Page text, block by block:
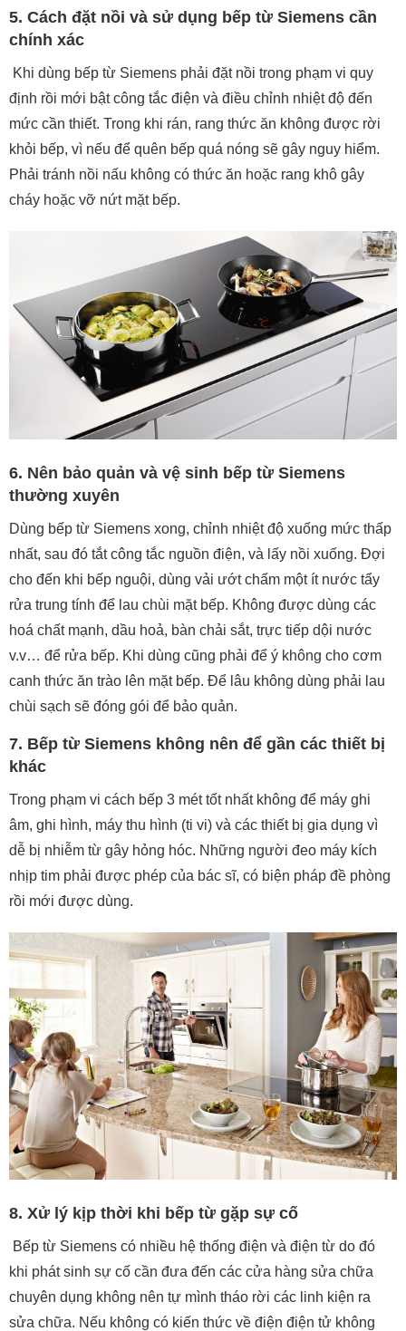
5. Cách đặt nồi và sử dụng bếp từ Siemens cần
chính xác
Khi dùng bếp từ Siemens phải đặt nồi trong phạm vi quy
định rồi mới bật công tắc điện và điều chỉnh nhiệt độ đến
mức cần thiết. Trong khi rán, rang thức ăn không được rời
khỏi bếp, vì nếu để quên bếp quá nóng sẽ gây nguy hiểm.
Phải tránh nồi nấu không có thức ăn hoặc rang khô gây
cháy hoặc vỡ nứt mặt bếp.
6. Nên bảo quản và vệ sinh bếp từ Siemens
thường xuyên
Dùng bếp từ Siemens xong, chỉnh nhiệt độ xuống mức thấp
nhất, sau đó tắt công tắc nguồn điện, và lấy nồi xuống. Đợi
cho đến khi bếp nguội, dùng vải ướt chấm một ít nước tẩy
rửa trung tính để lau chùi mặt bếp. Không được dùng các
hoá chất mạnh, dầu hoả, bàn chải sắt, trực tiếp dội nước
v.v… để rửa bếp. Khi dùng cũng phải để ý không cho cơm
canh thức ăn trào lên mặt bếp. Để lâu không dùng phải lau
chùi sạch sẽ đóng gói để bảo quản.
7. Bếp từ Siemens không nên để gần các thiết bị
khác
Trong phạm vi cách bếp 3 mét tốt nhất không để máy ghi
âm, ghi hình, máy thu hình (ti vi) và các thiết bị gia dụng vì
dễ bị nhiễm từ gây hỏng hóc. Những người đeo máy kích
nhịp tim phải được phép của bác sĩ, có biện pháp đề phòng
rồi mới được dùng.
8. Xử lý kịp thời khi bếp từ gặp sự cố
Bếp từ Siemens có nhiều hệ thống điện và điện từ do đó
khi phát sinh sự cố cần đưa đến các cửa hàng sửa chữa
chuyên dụng không nên tự mình tháo rời các linh kiện ra
sửa chữa. Nếu không có kiến thức về điện điện tử không